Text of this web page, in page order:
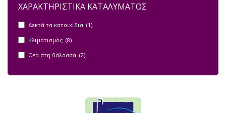
ΧΑΡΑΚΤΗΡΙΣΤΙΚΑ ΚΑΤΑΛΥΜΑΤΟΣ
Δεκτά τα κατοικίδια (1)
Κλιματισμός (8)
Θέα στη θάλασσα (2)